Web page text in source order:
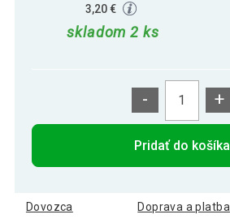
3,20 €
skladom 2 ks
- +
Pridať do košíka
Dovozca Doprava a platba